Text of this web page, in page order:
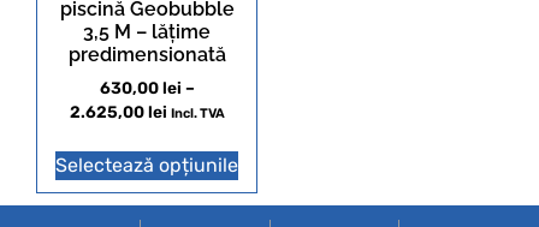
piscină Geobubble
3,5 M – lățime
predimensionată
630,00lei –
2.625,00lei Incl. TVA
Selectează opțiunile